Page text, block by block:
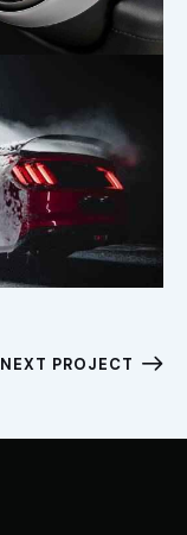
NEXT PROJECT